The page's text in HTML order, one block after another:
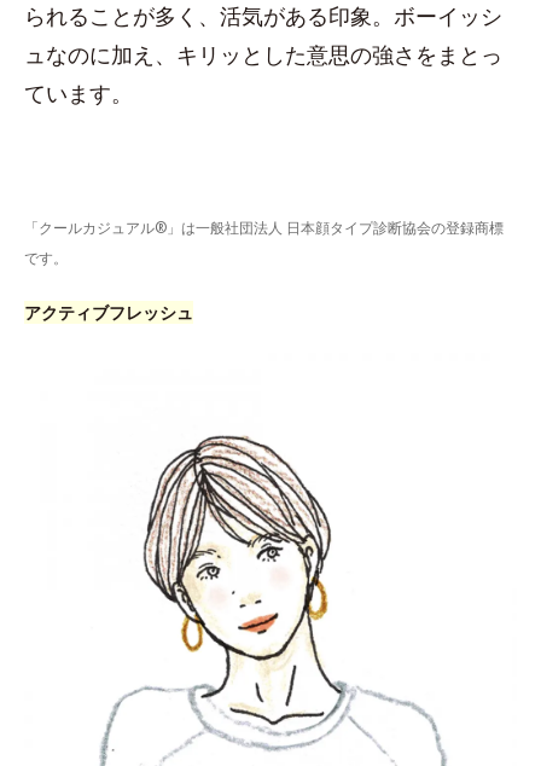
られることが多く、活気がある印象。ボーイッシ
ュなのに加え、キリッとした意思の強さをまとっ
ています。
「クールカジュアル®」は一般社団法人 日本顔タイプ診断協会の登録商標
です。
アクティブフレッシュ